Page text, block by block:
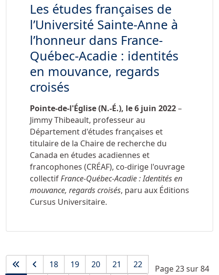
Les études françaises de
l’Université Sainte-Anne à
l’honneur dans France-
Québec-Acadie : identités
en mouvance, regards
croisés
Pointe-de-l'Église (N.-É.), le 6 juin 2022–
Jimmy Thibeault, professeur au
Département d'études françaises et
titulaire de la Chaire de recherche du
Canada en études acadiennes et
francophones (CRÉAF), co-dirige l'ouvrage
collectifFrance-Québec-Acadie : Identités en
mouvance, regards croisés, paru aux Éditions
Cursus Universitaire.
Page 23 sur 84
18 19 20 21
22